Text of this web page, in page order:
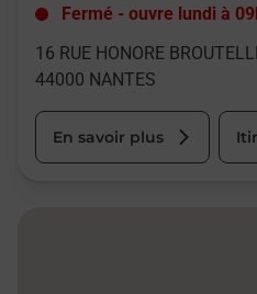
Fermé - ouvre lundi à
16 RUE HONORE
44000 NANTES
En savoir plus